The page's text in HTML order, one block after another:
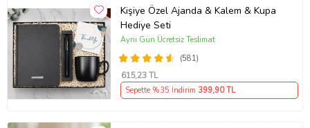
Kişiye Özel Ajanda & Kalem & Kupa
Hediye Seti
(581)
Aynı Gün Ücretsiz Teslimat
615,23 TL
Sepette %35 İndirim 399,90 TL